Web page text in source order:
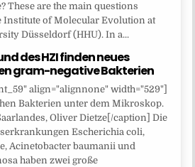
These are the main questions
Institute of Molecular Evolution at
Düsseldorf (HHU). In a...
des HZI finden neues
gram-negative Bakterien
align="alignnone" width="529"]
Bakterien unter dem Mikroskop.
Oliver Dietze[/caption] Die
Escherichia coli,
Acinetobacter baumanii und
haben zwei große